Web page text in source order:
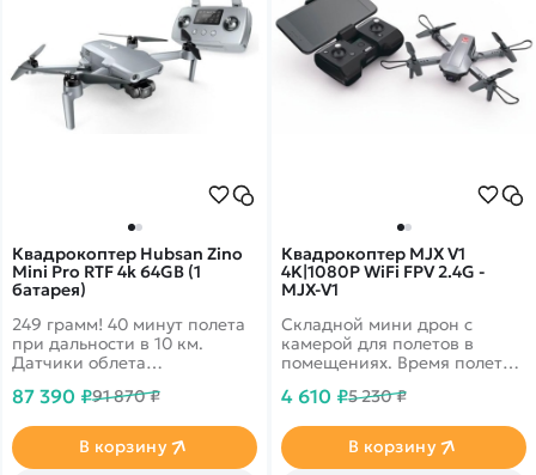
Квадрокоптер Hubsan Zino
Mini Pro RTF 4k 64GB (1
батарея)
249 грамм! 40 минут полета
при дальности в 10 км.
Датчики облета
направлениям. 4k запись
на смартфон.
87 390 ₽91 870 ₽
В корзину
Квадрокоптер MJX V1
4K|1080P WiFi FPV 2.4G -
MJX-V1
Складной мини дрон с
камерой для полетов в
помещениях. Время полета
50м. Трансляция видео
4 610 ₽5 230 ₽
В корзину